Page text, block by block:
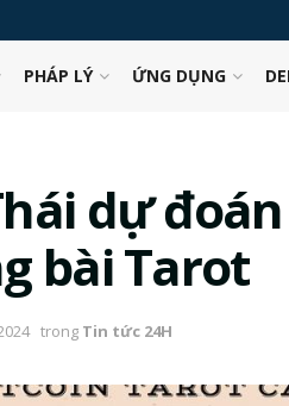
PHÁP LÝ ỨNG DỤNG
dự
bài Tarot
trong Tin tức 24H